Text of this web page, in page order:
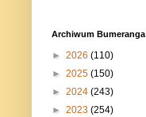
Archiwum Bumeranga
► 2026 (110)
► 2025 (150)
► 2024 (243)
► 2023 (254)